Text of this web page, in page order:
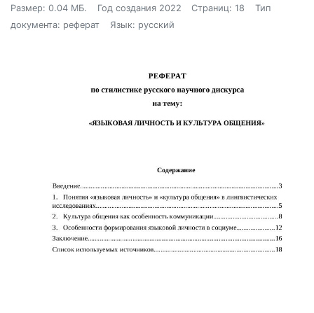
Размер: 0.04 МБ. Год создания 2022 Страниц: 18
Тип
документа: реферат
Язык: русский